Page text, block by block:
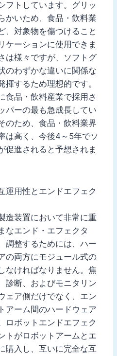
フトしています。グリッ
かいため、食品・飲料業
、対象物を傷つけること
ケーションに使用できま
は様々ですが、ソフトグ
のわずかな違いに関係な
揮するため理想的です。
食品・飲料産業で採用さ
パーの最も急成長してい
のため、食品・飲料業界
は高く、今後4～5年でソ
促進されると予想されま
運用性とエンドエフェク
造装置において非常に重
なエンド・エフェクタ
調整するためには、ハー
の両方にモジュール式の
なければなりません。焦
診断、およびモニタリン
ェア側だけでなく、エン
アーム間のハードウェア
ロボットエンドエフェク
トがロボットアームとエ
購入し、互いに完全な互